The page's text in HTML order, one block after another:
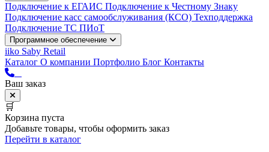
Подключение к ЕГАИС Подключение к Честному Знаку
Подключение касс самообслуживания (КСО) Техподдержка
Подключение ТС ПИоТ
Программное обеспечение
iiko Saby Retail
Каталог О компании Портфолио Блог Контакты
Ваш заказ
🛒
Корзина пуста
Добавьте товары, чтобы оформить заказ
Перейти в каталог